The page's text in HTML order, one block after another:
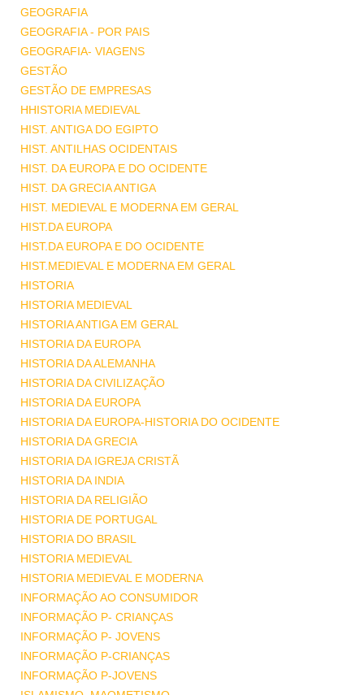
GEOGRAFIA
GEOGRAFIA - POR PAIS
GEOGRAFIA- VIAGENS
GESTÃO
GESTÃO DE EMPRESAS
HHISTORIA MEDIEVAL
HIST. ANTIGA DO EGIPTO
HIST. ANTILHAS OCIDENTAIS
HIST. DA EUROPA E DO OCIDENTE
HIST. DA GRECIA ANTIGA
HIST. MEDIEVAL E MODERNA EM GERAL
HIST.DA EUROPA
HIST.DA EUROPA E DO OCIDENTE
HIST.MEDIEVAL E MODERNA EM GERAL
HISTORIA
HISTORIA MEDIEVAL
HISTORIA ANTIGA EM GERAL
HISTORIA DA EUROPA
HISTORIA DA ALEMANHA
HISTORIA DA CIVILIZAÇÃO
HISTORIA DA EUROPA
HISTORIA DA EUROPA-HISTORIA DO OCIDENTE
HISTORIA DA GRECIA
HISTORIA DA IGREJA CRISTÃ
HISTORIA DA INDIA
HISTORIA DA RELIGIÃO
HISTORIA DE PORTUGAL
HISTORIA DO BRASIL
HISTORIA MEDIEVAL
HISTORIA MEDIEVAL E MODERNA
INFORMAÇÃO AO CONSUMIDOR
INFORMAÇÃO P- CRIANÇAS
INFORMAÇÃO P- JOVENS
INFORMAÇÃO P-CRIANÇAS
INFORMAÇÃO P-JOVENS